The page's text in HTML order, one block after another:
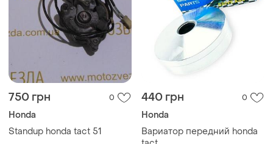
750 грн 0
Honda
Standup honda tact 51
440 грн 0
Honda
Вариатор передний honda